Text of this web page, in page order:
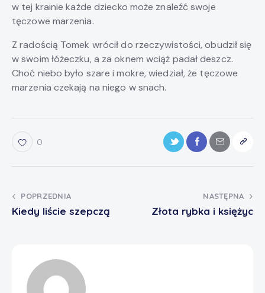
w tej krainie każde dziecko może znaleźć swoje
tęczowe marzenia.
Z radością Tomek wrócił do rzeczywistości, obudził się
w swoim łóżeczku, a za oknem wciąż padał deszcz.
Choć niebo było szare i mokre, wiedział, że tęczowe
marzenia czekają na niego w snach.
0
POPRZEDNIA
Kiedy liście szepczą
NASTĘPNA
Złota rybka i księżyc